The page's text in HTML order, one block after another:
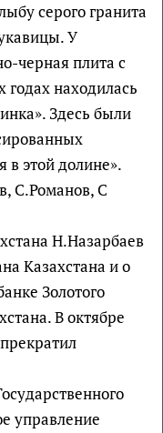
серого гранита
У
черная плита с
находилась
Здесь были
в этой долине».
С.Романов, С
Н.Назарбаев
Казахстана и о
Золотого
В октябре
управление